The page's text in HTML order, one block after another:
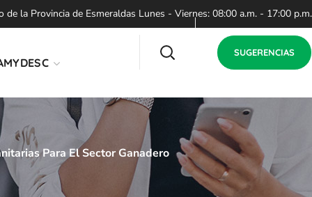
la Provincia de Esmeraldas Lunes - Viernes: 08:00 a.m. - 17:00 p.m.
SUGERENCIAS
Para El Sector Ganadero